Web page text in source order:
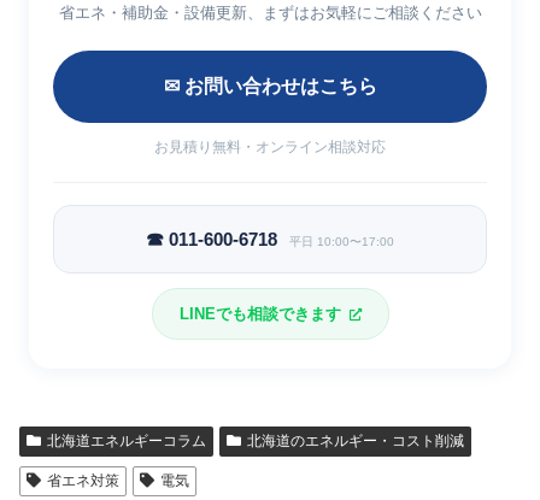
省エネ・補助金・設備更新、まずはお気軽にご相談ください
✉ お問い合わせはこちら
お見積り無料・オンライン相談対応
☎ 011-600-6718 平日 10:00〜17:00
LINEでも相談できます
北海道エネルギーコラム 北海道のエネルギー・コスト削減
省エネ対策 電気